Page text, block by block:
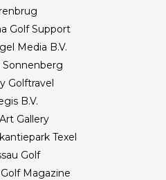
Golf Support
Media B.V.
Sonnenberg
Golftravel
B.V.
Gallery
Texel
Golf
Magazine